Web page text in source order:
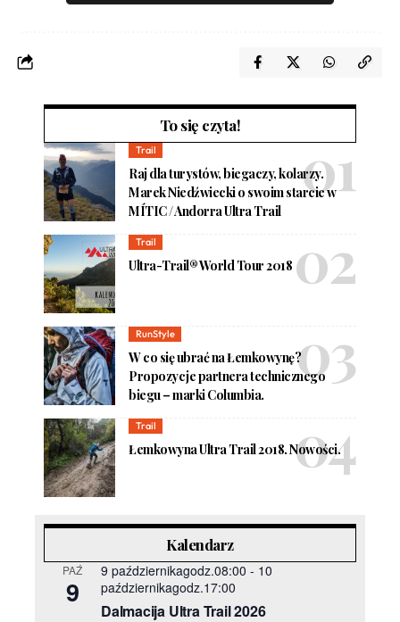
To się czyta!
Trail
Raj dla turystów, biegaczy, kolarzy.
Marek Niedźwiecki o swoim starcie w
MÍTIC / Andorra Ultra Trail
Trail
Ultra-Trail® World Tour 2018
RunStyle
W co się ubrać na Łemkowynę?
Propozycje partnera technicznego
biegu – marki Columbia.
Trail
Łemkowyna Ultra Trail 2018. Nowości.
Kalendarz
PAŹ
9
9 październikagodz.08:00 - 10
październikagodz.17:00
Dalmacija Ultra Trail 2026